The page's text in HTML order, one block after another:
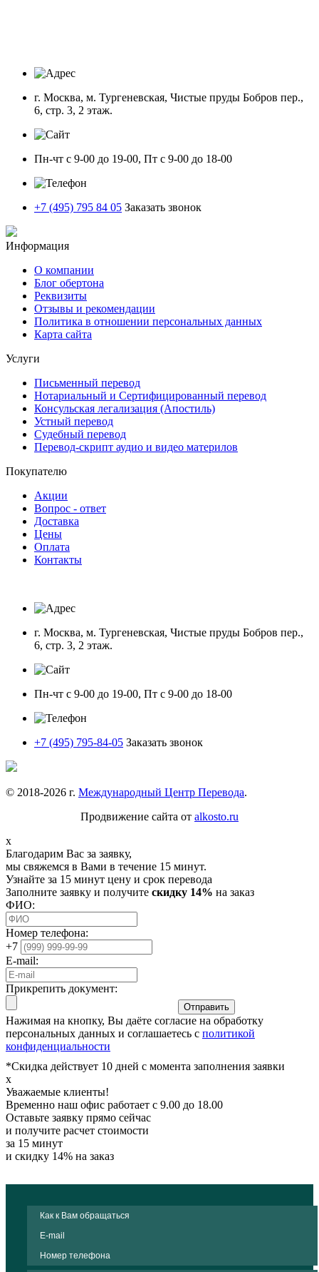
г. Москва, м. Тургеневская, Чистые пруды Бобров пер.,
6, стр. 3, 2 этаж.
Пн-чт с 9-00 до 19-00, Пт с 9-00 до 18-00
+7 (495) 795 84 05 Заказать звонок
Информация
О компании
Блог обертона
Реквизиты
Отзывы и рекомендации
Политика в отношении персональных данных
Карта сайта
Услуги
Письменный перевод
Нотариальный и Сертифицированный перевод
Консульская легализация (Апостиль)
Устный перевод
Судебный перевод
Перевод-скрипт аудио и видео материлов
Покупателю
Акции
Вопрос - ответ
Доставка
Цены
Оплата
Контакты
г. Москва, м. Тургеневская, Чистые пруды Бобров пер.,
6, стр. 3, 2 этаж.
Пн-чт с 9-00 до 19-00, Пт с 9-00 до 18-00
+7 (495) 795-84-05 Заказать звонок
© 2018-2026 г. Международный Центр Перевода.
Продвижение сайта от alkosto.ru
x
Благодарим Вас за заявку,
мы свяжемся в Вами в течение 15 минут.
Узнайте за 15 минут цену и срок перевода
Заполните заявку и получите скидку 14% на заказ
ФИО:
Номер телефона:
+7
E-mail:
Прикрепить документ:
Отправить
Нажимая на кнопку, Вы даёте согласие на обработку
персональных данных и соглашаетесь с политикой
конфиденциальности
*Скидка действует 10 дней с момента заполнения заявки
x
Уважаемые клиенты!
Временно наш офис работает с 9.00 до 18.00
Оставьте заявку прямо сейчас
и получите расчет стоимости
за 15 минут
и скидку 14% на заказ